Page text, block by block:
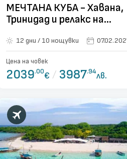
МЕЧТАНА КУБА - Хавана,
Тринидад и релакс на
12 дни / 10 нощувки
Цена на човек
2039.00€ / 3987.94лв.